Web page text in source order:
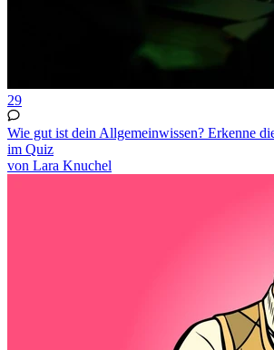
29
Wie gut ist dein Allgemeinwissen? Erkenne
im Quiz
von Lara Knuchel